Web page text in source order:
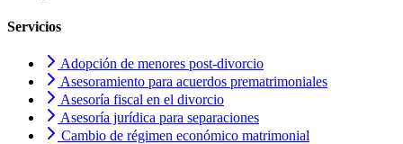
Servicios
Adopción de menores post-divorcio
Asesoramiento para acuerdos prematrimoniales
Asesoría fiscal en el divorcio
Asesoría jurídica para separaciones
Cambio de régimen económico matrimonial